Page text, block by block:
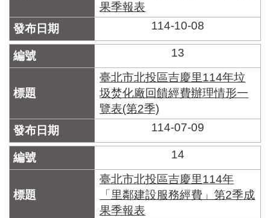
果季報表
114-10-08
13
臺北市北投區吉慶里114年垃
圾焚化廠回饋經費辦理情形一
覽表(第2季)
114-07-09
14
臺北市北投區吉慶里114年
「里鄰建設服務經費」第2季成
果季報表